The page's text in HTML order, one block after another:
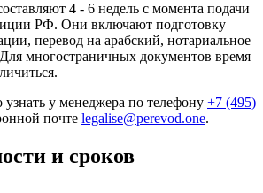
4 - 6 недель с момента подачи
РФ. Они включают подготовку
перевод на арабский, нотариальное
многостраничных документов время
у менеджера по телефону +7 (495)
почте legalise@perevod.one.
и сроков